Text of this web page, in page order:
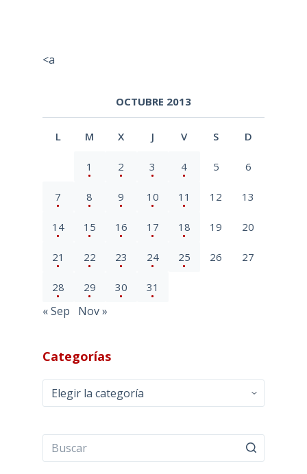
<a
OCTUBRE 2013
L M X J V S D
1 2 3 4 5 6
7 8 9 10 11 12 13
14 15 16 17 18 19 20
21 22 23 24 25 26 27
28 29 30 31
« Sep Nov »
Categorías
Categorías